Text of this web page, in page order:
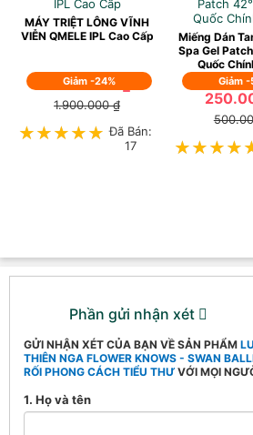
Giảm -24%
MÁY TRIỆT LÔNG VĨNH
VIỄN QMELE IPL Cao Cấp
1.450.000 ₫
1.900.000 ₫
★★★★★
★★★★★ Đã Bán:
17
Giảm -
Miếng Dán
Spa Gel
Quốc
Phần gửi nhận xét
GỬI NHẬN XÉT CỦA BẠN VỀ SẢN PHẨM
THIÊN NGA FLOWER KNOWS - SWAN
RỐI PHONG CÁCH TIỂU THƯ VỚI MỌI
1. Họ và tên